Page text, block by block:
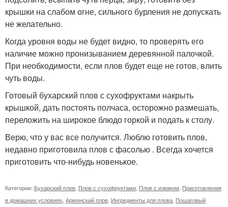
крышки на слабом огне, сильного бурления не допускать
не желательно.
Когда уровня воды не будет видно, то проверять его
наличие можно пронизыванием деревянной палочкой.
При необходимости, если плов будет еще не готов, влить
чуть воды.
Готовый бухарский плов с сухофруктами накрыть
крышкой, дать постоять полчаса, осторожно размешать,
переложить на широкое блюдо горкой и подать к столу.
Верю, что у вас все получится. Люблю готовить плов,
недавно приготовила плов с фасолью . Всегда хочется
приготовить что-нибудь новенькое.
Категории: Бухарский плов Плов с сухофруктами Плов с изюмом Приготовления
в домашних условиях Армянский плов Ингредиенты для плова Пошаговый